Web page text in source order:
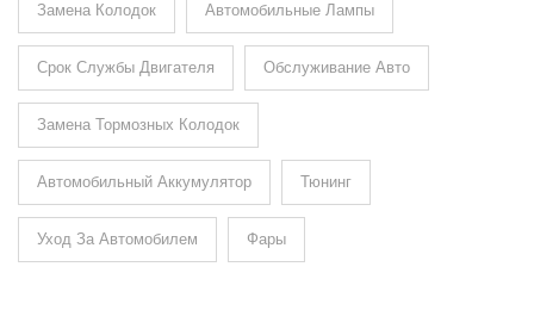
Замена Колодок Автомобильные Лампы
Срок Службы Двигателя Обслуживание Авто
Замена Тормозных Колодок
Автомобильный Аккумулятор Тюнинг
Уход За Автомобилем Фары